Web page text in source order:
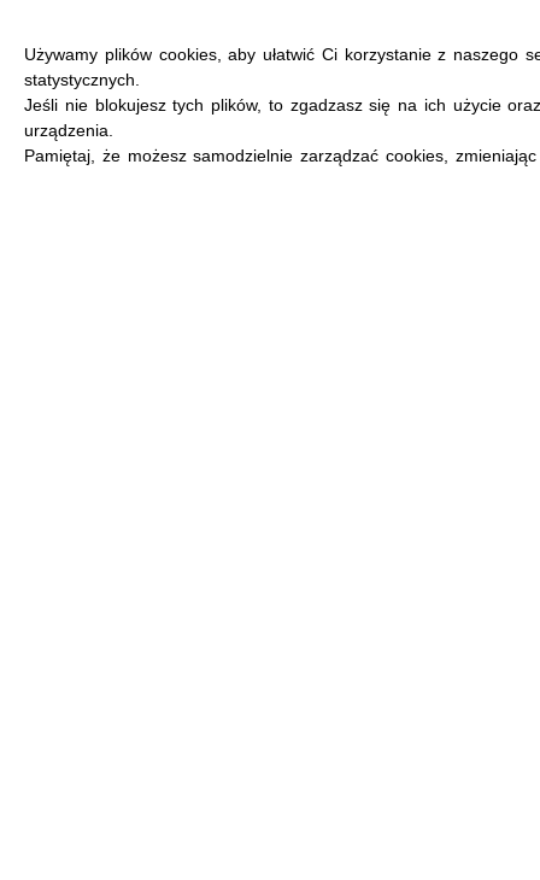
Używamy plików cookies, aby ułatwić Ci korzystanie z naszego
statystycznych.
Jeśli nie blokujesz tych plików, to zgadzasz się na ich użycie
urządzenia.
Pamiętaj, że możesz samodzielnie zarządzać cookies,
MENU